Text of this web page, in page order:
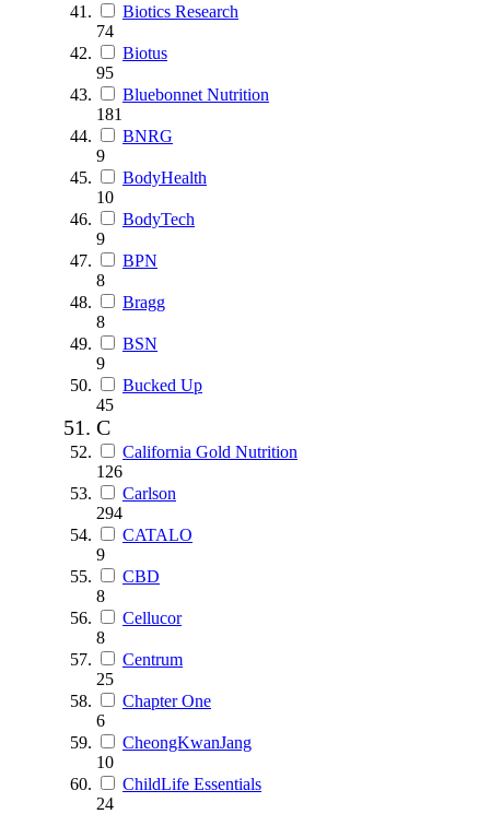
Biotics Research
74
Biotus
95
Bluebonnet Nutrition
181
BNRG
9
BodyHealth
10
BodyTech
9
BPN
8
Bragg
8
BSN
9
Bucked Up
45
C
California Gold Nutrition
126
Carlson
294
CATALO
9
CBD
8
Cellucor
8
Centrum
25
Chapter One
6
CheongKwanJang
10
ChildLife Essentials
24